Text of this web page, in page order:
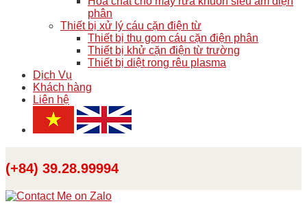
phân
Thiết bị xử lý cáu cặn điện từ
Thiết bị thu gom cáu cặn điện phân
Thiết bị khử cặn điện từ trường
Thiết bị diệt rong rêu plasma
Dịch Vụ
Khách hàng
Liên hệ
(+84) 39.28.99994